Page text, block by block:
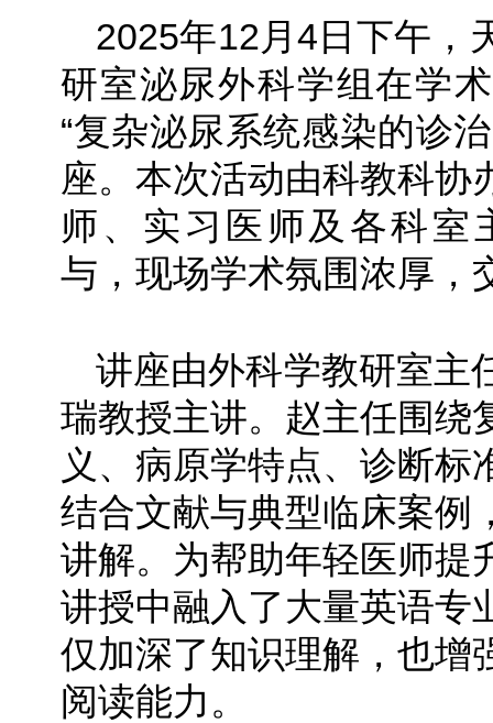
2025年12月4日下午，
研室泌尿外科学组在学
“复杂泌尿系统感染的诊
座。本次活动由科教科协
师、实习医师及各科室
与，现场学术氛围浓厚，
讲座由外科学教研室主
瑞教授主讲。赵主任围绕
义、病原学特点、诊断标
结合文献与典型临床案例
讲解。为帮助年轻医师提
讲授中融入了大量英语专
仅加深了知识理解，也增
阅读能力。